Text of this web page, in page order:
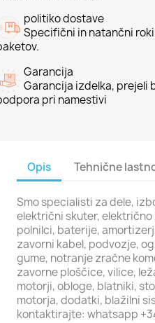
politiko dostave
Specifični in natančni
Garancija
Garancija izdelka, prejeli
pri namestivi
Opis Tehnične
Smo specialisti za dele,
električni skuter, električno
polnilci, baterije,
zavorni kabel, podvozje,
gume, notranje zračne
zavorne ploščice, vilice,
motorji, obloge, blatniki,
motorja, dodatki, blažilni
kontaktirajte: whatsapp